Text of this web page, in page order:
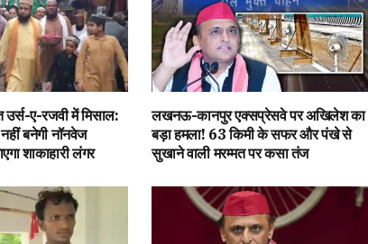
ए-रजवी में मिसाल:
बनेगी नॉनवेज
शाकाहारी लंगर
लखनऊ-कानपुर एक्सप्रेसवे पर अखिलेश का
बड़ा हमला! 63 किमी के सफर और पंखे से
सुखाने वाली मरम्मत पर कसा तंज